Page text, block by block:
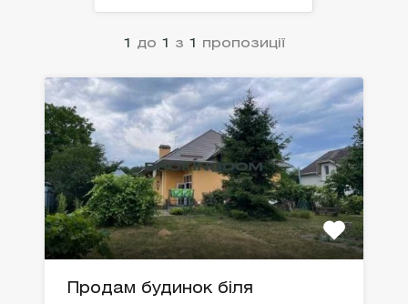
1 до 1 з 1 пропозиції
Продам будинок біля